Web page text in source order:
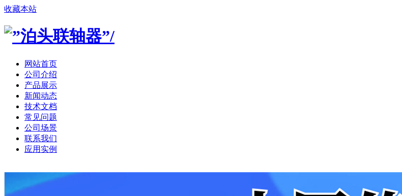
收藏本站
网站首页
公司介绍
产品展示
新闻动态
技术文档
常见问题
公司场景
联系我们
应用实例